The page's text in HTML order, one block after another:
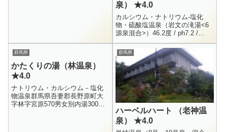
泉） ★4.0
カルシウム・ナトリウム-塩化
物・硫酸塩温泉（岩文の滝湯<6
源泉混合>）46.2度 / ph7.2 /
H16.11.5Na+ = 285 / K+ = 34.2 /
Mg++ = ...
群馬県
かたくりの湯（林温泉）
★4.0
ナトリウム・カルシウム－塩化
物温泉群馬県吾妻郡長野原町大
字林字宮原570男女別内湯300円
群馬県
ハーベルハート （老神温
泉） ★4.0